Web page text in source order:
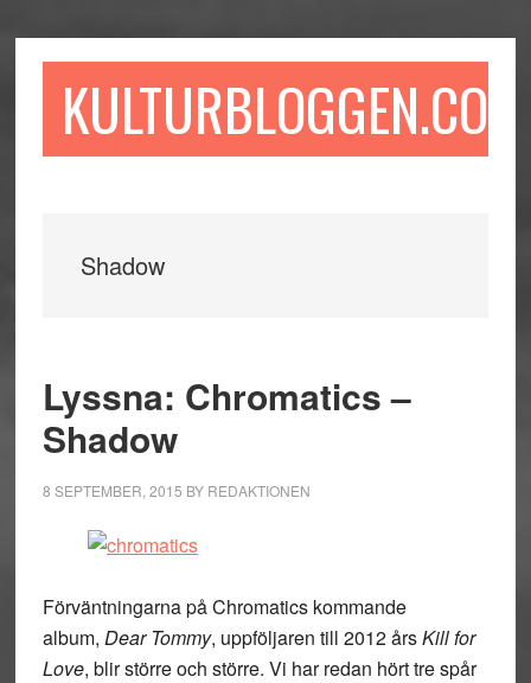
till
till
sidofältet
till
KULTURBLOGGEN.COM
Shadow
Lyssna: Chromatics –
Shadow
8 SEPTEMBER, 2015 BY REDAKTIONEN
Förväntningarna på Chromatics kommande
album, Dear Tommy, uppföljaren till 2012 årsKill for
Love, blir större och större. Vi har redan hört tre spår